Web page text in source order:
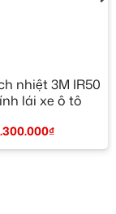
nhiệt 3M IR50
lái xe ô tô
₫